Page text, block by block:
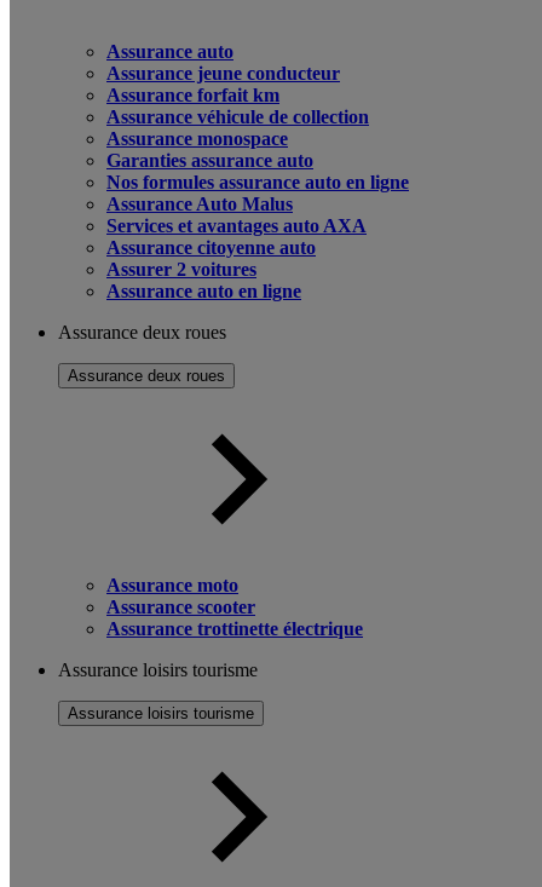
Assurance auto
Assurance jeune conducteur
Assurance forfait km
Assurance véhicule de collection
Assurance monospace
Garanties assurance auto
Nos formules assurance auto en ligne
Assurance Auto Malus
Services et avantages auto AXA
Assurance citoyenne auto
Assurer 2 voitures
Assurance auto en ligne
Assurance deux roues
Assurance deux roues
Assurance moto
Assurance scooter
Assurance trottinette électrique
Assurance loisirs tourisme
Assurance loisirs tourisme